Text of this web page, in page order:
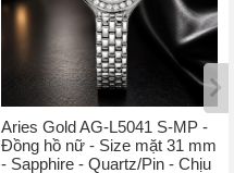
Aries Gold AG-L5041 S-MP -
Đồng hồ nữ - Size mặt 31 mm
- Sapphire - Quartz/Pin - Chịu